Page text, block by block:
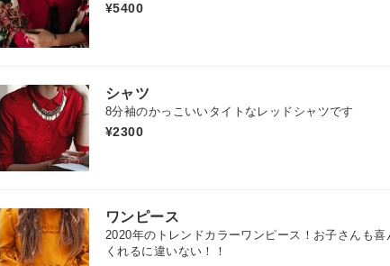
¥5400
シャツ
8分袖のかっこいいタイトなレッドシャツです
¥2300
ワンピース
2020年のトレンドカラーワンピース！お子さんも喜
くれるに違いない！！